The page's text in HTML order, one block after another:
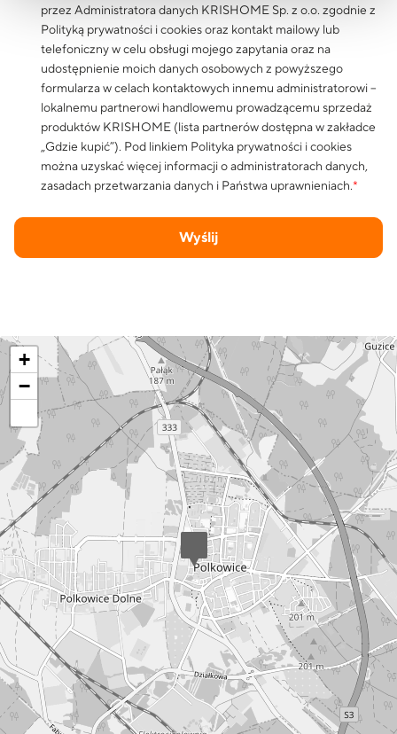
przez Administratora danych KRISHOME Sp. z o.o. zgodnie z
Polityką prywatności i cookiesoraz kontakt mailowy lub
telefoniczny w celu obsługi mojego zapytania oraz na
udostępnienie moich danych osobowych z powyższego
formularza w celach kontaktowych innemu administratorowi –
lokalnemu partnerowi handlowemu prowadzącemu sprzedaż
produktów KRISHOME (lista partnerów dostępna w zakładce
„Gdzie kupić”). Pod linkiem Polityka prywatności i cookies
można uzyskać więcej informacji o administratorach danych,
zasadach przetwarzania danych i Państwa uprawnieniach.*
Wyślij
+
−